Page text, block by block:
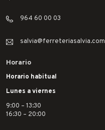
964 60 00 03
salvia@ferreteriasalvia.com
Horario
Horario habitual
Lunes a viernes
9:00 – 13:30
16:30 – 20:00